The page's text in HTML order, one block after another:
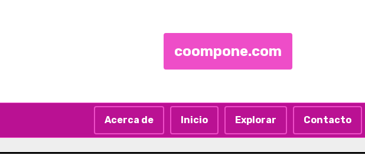
coompone.com
Acerca de Inicio Explorar Contacto